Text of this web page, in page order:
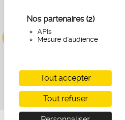
Nos partenaires (2)
APIs
Mesure d'audience
Tout accepter
Tout refuser